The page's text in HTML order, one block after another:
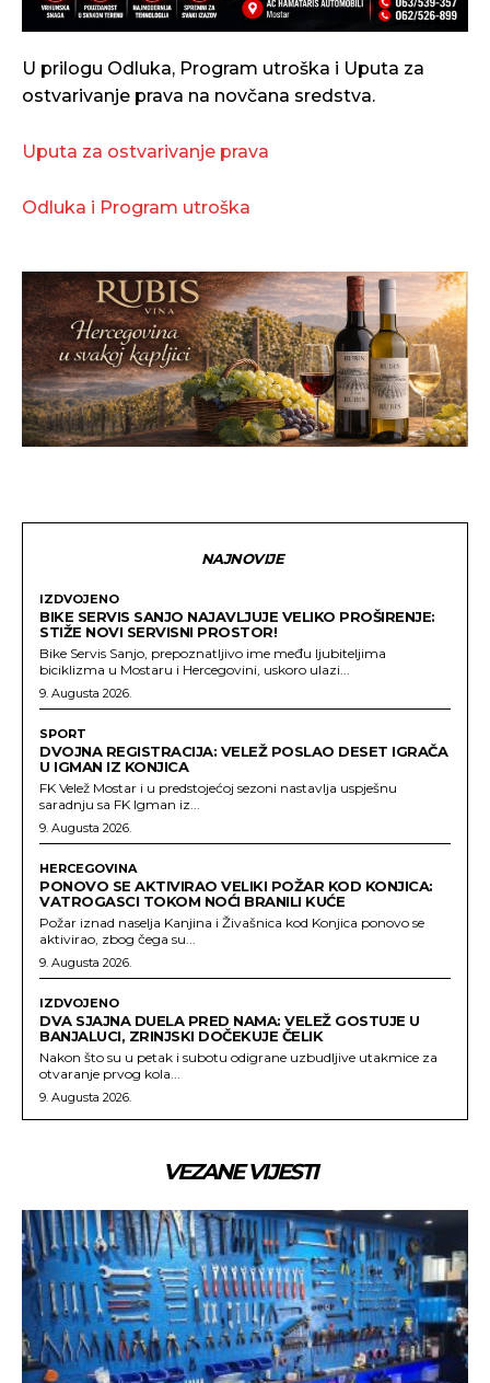
U prilogu Odluka, Program utroška i Uputa za
ostvarivanje prava na novčana sredstva.
Uputa za ostvarivanje prava
Odluka i Program utroška
NAJNOVIJE
IZDVOJENO
BIKE SERVIS SANJO NAJAVLJUJE VELIKO PROŠIRENJE:
STIŽE NOVI SERVISNI PROSTOR!
Bike Servis Sanjo, prepoznatljivo ime među ljubiteljima
biciklizma u Mostaru i Hercegovini, uskoro ulazi...
9. Augusta 2026.
SPORT
DVOJNA REGISTRACIJA: VELEŽ POSLAO DESET IGRAČA
U IGMAN IZ KONJICA
FK Velež Mostar i u predstojećoj sezoni nastavlja uspješnu
saradnju sa FK Igman iz...
9. Augusta 2026.
HERCEGOVINA
PONOVO SE AKTIVIRAO VELIKI POŽAR KOD KONJICA:
VATROGASCI TOKOM NOĆI BRANILI KUĆE
Požar iznad naselja Kanjina i Živašnica kod Konjica ponovo se
aktivirao, zbog čega su...
9. Augusta 2026.
IZDVOJENO
DVA SJAJNA DUELA PRED NAMA: VELEŽ GOSTUJE U
BANJALUCI, ZRINJSKI DOČEKUJE ČELIK
Nakon što su u petak i subotu odigrane uzbudljive utakmice za
otvaranje prvog kola...
9. Augusta 2026.
VEZANE VIJESTI